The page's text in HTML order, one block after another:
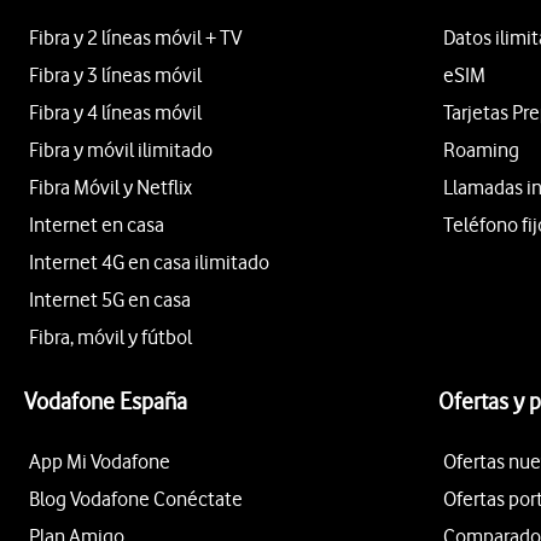
Fibra y 2 líneas móvil + TV
Fibra y 3 líneas móvil
Fibra y 4 líneas móvil
Fibra y móvil ilimitado
Fibra Móvil y Netflix
Internet en casa
Internet 4G en casa ilimitado
Internet 5G en casa
Fibra, móvil y fútbol
Datos
eSIM
Tarjetas
Roaming
Llamadas
Teléfono
Vodafone España
App Mi Vodafone
Blog Vodafone Conéctate
Plan Amigo
Ofertas y
Ofertas
Ofertas